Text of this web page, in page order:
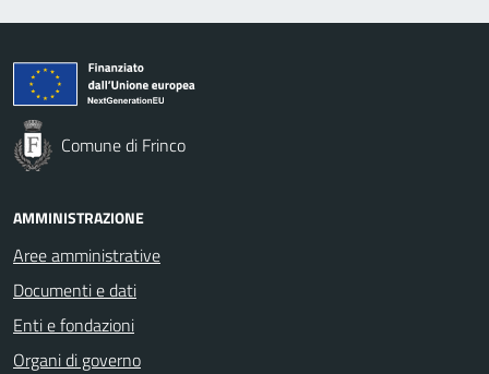
Comune di Frinco
AMMINISTRAZIONE
Aree amministrative
Documenti e dati
Enti e fondazioni
Organi di governo